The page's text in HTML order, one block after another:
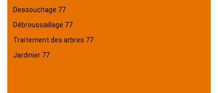
Dessouchage 77
Débroussaillage 77
Traitement des arbres 77
Jardinier 77